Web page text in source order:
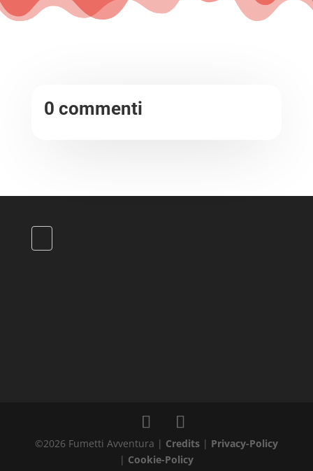
0 commenti
©2026 Fumetti Avventura | Credits| Privacy-Policy
| Cookie-Policy